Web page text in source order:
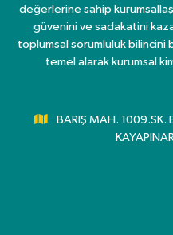
değerlerine sahip
güvenini ve sadakatini
toplumsal sorumluluk bilincini
temel alarak kurumsal
BARIŞ MAH. 1009.SK.